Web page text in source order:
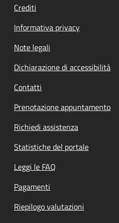
Crediti
Informativa privacy
Note legali
Dichiarazione di accessibilità
Contatti
Prenotazione appuntamento
Richiedi assistenza
Statistiche del portale
Leggi le FAQ
Pagamenti
Riepilogo valutazioni